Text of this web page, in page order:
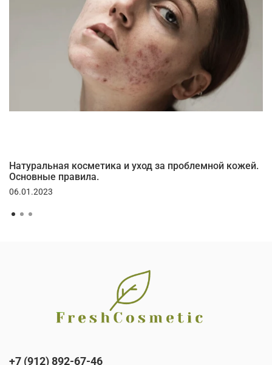
Натуральная косметика и уход за проблемной кожей.
Основные правила.
06.01.2023
+7 (912) 892-67-46